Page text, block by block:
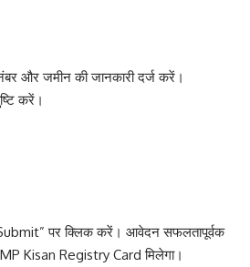
और जमीन की जानकारी दर्ज करें।
करें।
पर क्लिक करें। आवेदन सफलतापूर्वक
Kisan Registry Card मिलेगा।